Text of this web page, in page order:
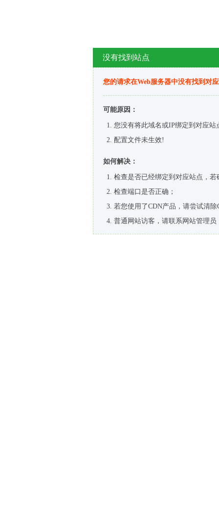
没有找到站点
您的请求在Web服务器中没有找到对
可能原因：
您没有将此域名或IP绑定到对应站
配置文件未生效!
如何解决：
检查是否已经绑定到对应站点，
检查端口是否正确；
若您使用了CDN产品，请尝试清除
普通网站访客，请联系网站管理员